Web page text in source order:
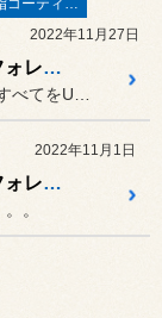
樹脂コーティング
2022年11月27日
新たに手に入れた愛車♪ SKフォレスターのあれこれカスタマイズ最終章‼
2022年11月1日
新たに手に入れた愛車♪ SKフォレスターのあれこれカスタマイズ⑤
。